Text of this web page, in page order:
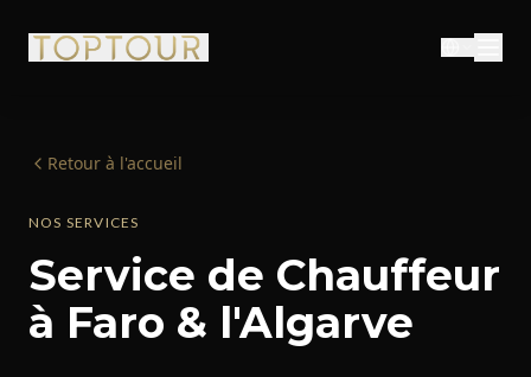
Retour à l'accueil
NOS SERVICES
Service de Chauffeur
à Faro & l'Algarve